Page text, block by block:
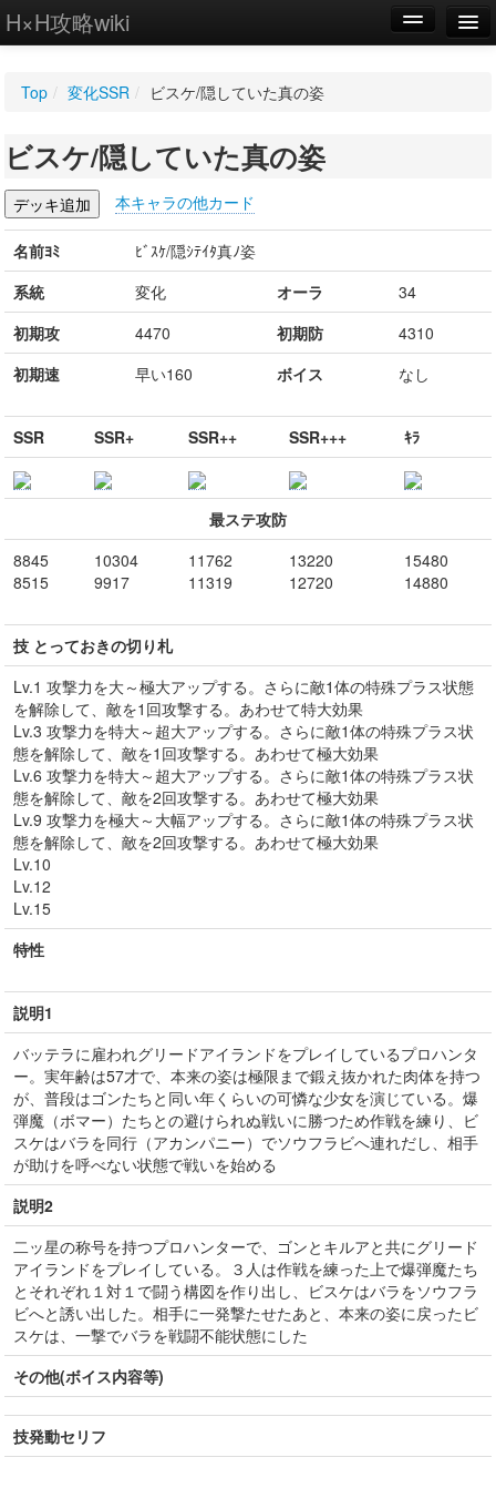
H×H攻略wiki
WIKI
設定
Top / 変化SSR / ビスケ/隠していた真の姿
ビスケ/隠していた真の姿
本キャラの他カード
名前ﾖﾐ
ﾋﾞｽｹ/隠ｼﾃｲﾀ真ﾉ姿
系統
変化 オーラ
34
初期攻
4470 初期防
4310
初期速
早い160 ボイス なし
SSR SSR+ SSR++ SSR+++ ｷﾗ
最ステ攻防
8845
8515
10304
9917
11762
11319
13220
12720
15480
14880
技 とっておきの切り札
Lv.1 攻撃力を大～極大アップする。さらに敵1体の特殊プラス状態
を解除して、敵を1回攻撃する。あわせて特大効果
Lv.3 攻撃力を特大～超大アップする。さらに敵1体の特殊プラス状
態を解除して、敵を1回攻撃する。あわせて極大効果
Lv.6 攻撃力を特大～超大アップする。さらに敵1体の特殊プラス状
態を解除して、敵を2回攻撃する。あわせて極大効果
Lv.9 攻撃力を極大～大幅アップする。さらに敵1体の特殊プラス状
態を解除して、敵を2回攻撃する。あわせて極大効果
Lv.10
Lv.12
Lv.15
特性
説明1
バッテラに雇われグリードアイランドをプレイしているプロハンタ
ー。実年齢は57才で、本来の姿は極限まで鍛え抜かれた肉体を持つ
が、普段はゴンたちと同い年くらいの可憐な少女を演じている。爆
弾魔（ボマー）たちとの避けられぬ戦いに勝つため作戦を練り、ビ
スケはバラを同行（アカンパニー）でソウフラビへ連れだし、相手
が助けを呼べない状態で戦いを始める
説明2
二ッ星の称号を持つプロハンターで、ゴンとキルアと共にグリード
アイランドをプレイしている。３人は作戦を練った上で爆弾魔たち
とそれぞれ１対１で闘う構図を作り出し、ビスケはバラをソウフラ
ビへと誘い出した。相手に一発撃たせたあと、本来の姿に戻ったビ
スケは、一撃でバラを戦闘不能状態にした
その他(ボイス内容等)
技発動セリフ